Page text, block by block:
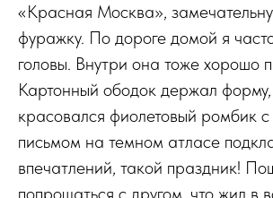
«Красная Москва»,
фуражку. По дороге домой я
головы. Внутри она тоже хорошо
Картонный ободок держал
красовался фиолетовый ромбик с
письмом на темном атласе
впечатлений, такой праздник!
попрощаться с другом, что жил в